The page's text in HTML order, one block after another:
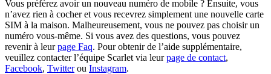
Vous préférez avoir un nouveau numéro de mobile ? Ensuite, vous
n’avez rien à cocher et vous recevrez simplement une nouvelle carte
SIM à la maison. Malheureusement, vous ne pouvez pas choisir un
numéro vous-même. Si vous avez des questions, vous pouvez
revenir à leurpage Faq. Pour obtenir de l’aide supplémentaire,
veuillez contacter l’équipe Scarlet via leurpage de contact,
Facebook, Twitterou Instagram.